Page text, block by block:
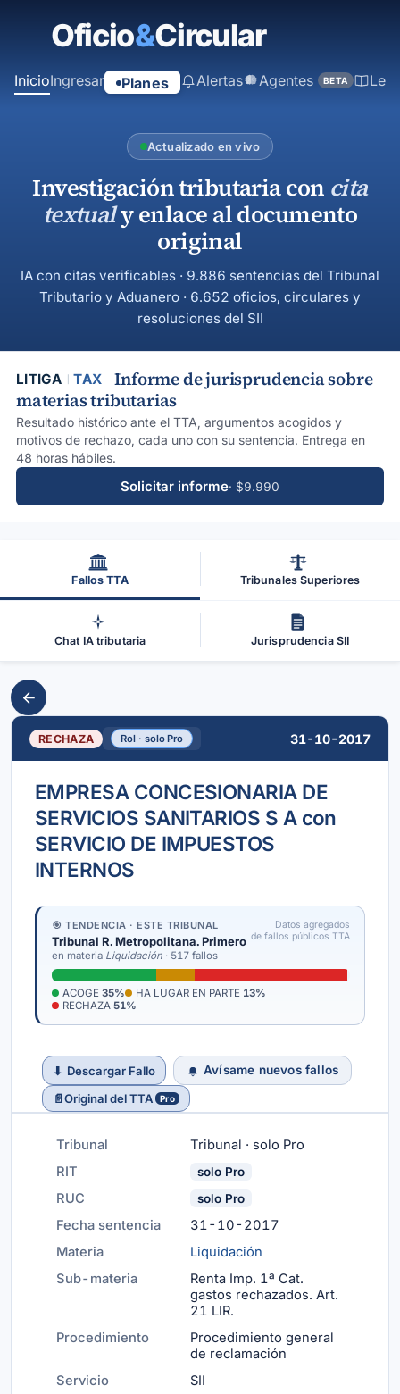
principal
InicioIngresar Planes Alertas Agentes BETA
Actualizado en vivo
Investigación tributaria con cita
textualy enlace al documento
original
IA con citas verificables · 9.886 sentencias del Tribunal
Tributario y Aduanero · 6.652 oficios, circulares y
resoluciones del SII
LITIGA TAX
Informe de jurisprudencia sobre
materias tributarias
Resultado histórico ante el TTA, argumentos acogidos y
motivos de rechazo, cada uno con su sentencia. Entrega en
48 horas hábiles.
Solicitar informe· $9.990
Fallos TTA Tribunales Superiores
Chat IA tributaria Jurisprudencia SII
RECHAZA Rol · solo Pro 31-10-2017
EMPRESA CONCESIONARIA DE
SERVICIOS SANITARIOS S A con
SERVICIO DE IMPUESTOS
INTERNOS
🎯 TENDENCIA · ESTE TRIBUNAL
Tribunal R. Metropolitana. Primero
en materia Liquidación · 517 fallos
Datos agregados
de fallos públicos TTA
ACOGE 35% HA LUGAR EN PARTE 13%
RECHAZA 51%
⬇ Descargar Fallo
Avísame nuevos fallos
📄Original del TTA Pro
Tribunal
Tribunal · solo Pro
RIT
solo Pro
RUC solo Pro
Fecha sentencia
31-10-2017
Materia
Liquidación
Sub-materia
Renta Imp. 1ª Cat.
gastos rechazados. Art.
21 LIR.
Procedimiento
Procedimiento general
de reclamación
Servicio
SII